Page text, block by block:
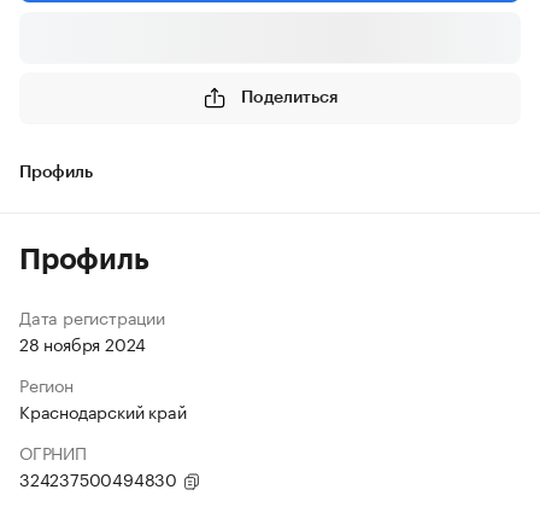
Поделиться
Профиль
Профиль
Дата регистрации
28 ноября 2024
Регион
Краснодарский край
ОГРНИП
324237500494830